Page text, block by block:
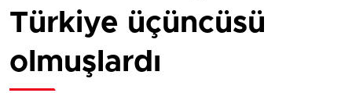
Türkiye üçüncüsü
olmuşlardı